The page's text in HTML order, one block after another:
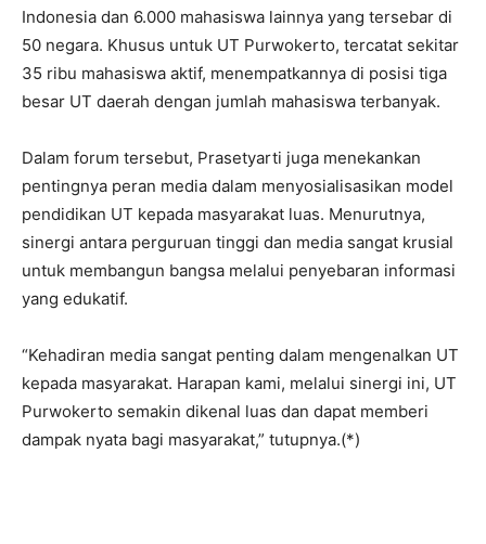
Indonesia dan 6.000 mahasiswa lainnya yang tersebar di
50 negara. Khusus untuk UT Purwokerto, tercatat sekitar
35 ribu mahasiswa aktif, menempatkannya di posisi tiga
besar UT daerah dengan jumlah mahasiswa terbanyak.
Dalam forum tersebut, Prasetyarti juga menekankan
pentingnya peran media dalam menyosialisasikan model
pendidikan UT kepada masyarakat luas. Menurutnya,
sinergi antara perguruan tinggi dan media sangat krusial
untuk membangun bangsa melalui penyebaran informasi
yang edukatif.
“Kehadiran media sangat penting dalam mengenalkan UT
kepada masyarakat. Harapan kami, melalui sinergi ini, UT
Purwokerto semakin dikenal luas dan dapat memberi
dampak nyata bagi masyarakat,” tutupnya.(*)